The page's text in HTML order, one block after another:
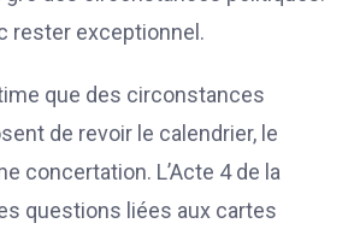
rester exceptionnel.
que des circonstances
de revoir le calendrier, le
concertation. L’Acte 4 de la
questions liées aux cartes